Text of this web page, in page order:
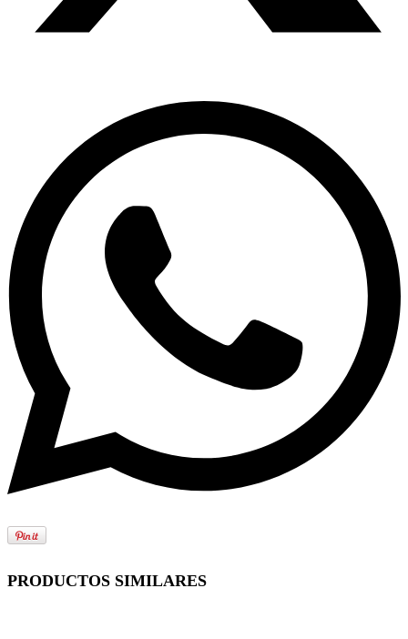
PRODUCTOS SIMILARES